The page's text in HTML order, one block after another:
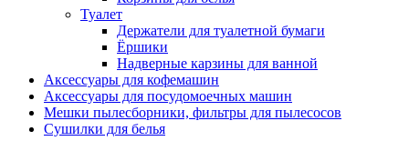
Туалет
Держатели для туалетной бумаги
Ёршики
Надверные карзины для ванной
Аксессуары для кофемашин
Аксессуары для посудомоечных машин
Мешки пылесборники, фильтры для пылесосов
Сушилки для белья